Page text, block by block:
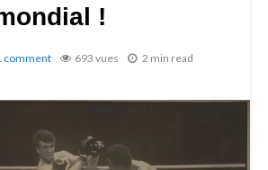
!
comment 693 vues 2 min read